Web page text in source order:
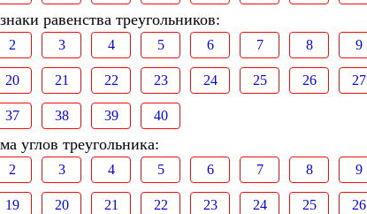
равенства треугольников:
2 3 4 5 6 7 8 9
20 21 22 23 24 25 26 27
37 38 39 40
углов треугольника:
2 3 4 5 6 7 8 9
19 20 21 22 23 24 25 26